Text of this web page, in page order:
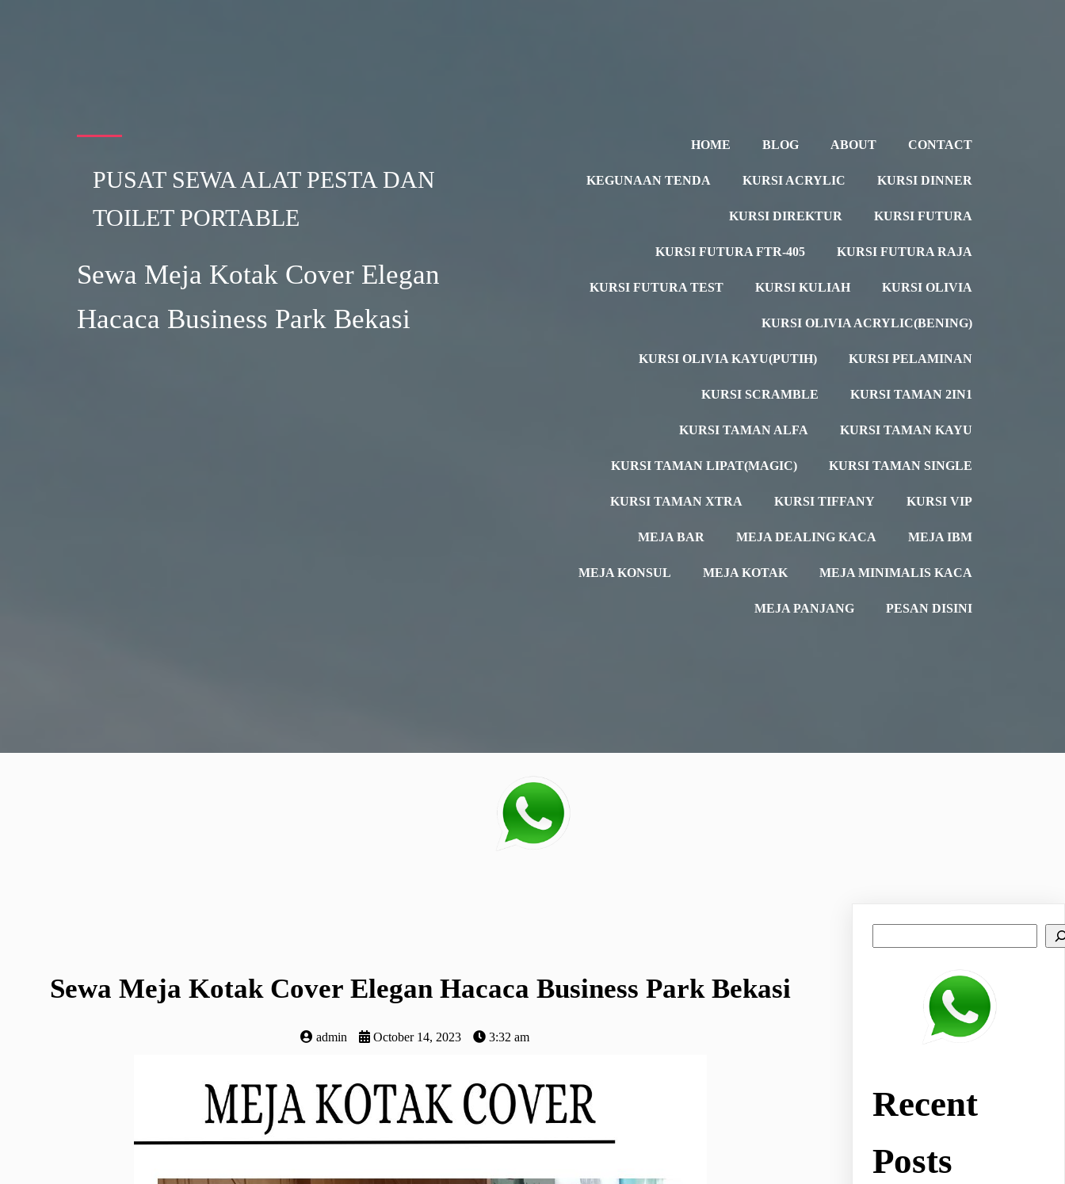
PUSAT SEWA ALAT PESTA DAN
TOILET PORTABLE
Sewa Meja Kotak Cover Elegan
Hacaca Business Park Bekasi
HOME BLOG ABOUT CONTACT
KEGUNAAN TENDA KURSI ACRYLIC KURSI DINNER
KURSI DIREKTUR KURSI FUTURA
KURSI FUTURA FTR-405 KURSI FUTURA RAJA
KURSI FUTURA TEST KURSI KULIAH KURSI OLIVIA
KURSI OLIVIA ACRYLIC(BENING)
KURSI OLIVIA KAYU(PUTIH) KURSI PELAMINAN
KURSI SCRAMBLE KURSI TAMAN 2IN1
KURSI TAMAN ALFA KURSI TAMAN KAYU
KURSI TAMAN LIPAT(MAGIC) KURSI TAMAN SINGLE
KURSI TAMAN XTRA KURSI TIFFANY KURSI VIP
MEJA BAR MEJA DEALING KACA MEJA IBM
MEJA KONSUL MEJA KOTAK MEJA MINIMALIS KACA
MEJA PANJANG PESAN DISINI
Sewa Meja Kotak Cover Elegan Hacaca Business Park Bekasi
admin October 14, 2023 3:32 am
Recent
Posts